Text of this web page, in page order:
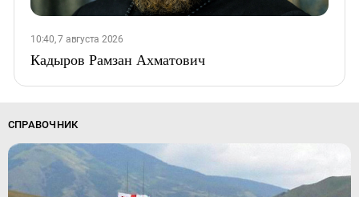
10:40, 7 августа 2026
Кадыров Рамзан Ахматович
СПРАВОЧНИК